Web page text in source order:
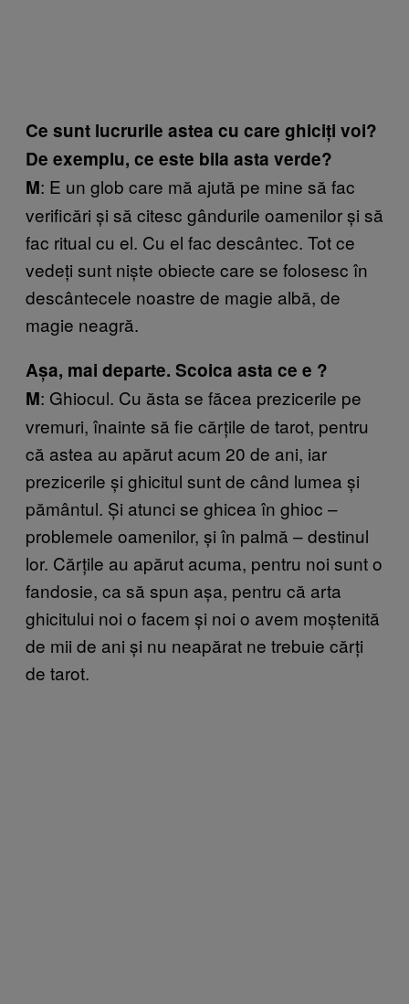
Ce sunt lucrurile astea cu care ghiciți voi?
De exemplu, ce este bila asta verde?
M: E un glob care mă ajută pe mine să fac
verificări și să citesc gândurile oamenilor și să
fac ritual cu el. Cu el fac descântec. Tot ce
vedeți sunt niște obiecte care se folosesc în
descântecele noastre de magie albă, de
magie neagră.
Așa, mai departe. Scoica asta ce e ?
M: Ghiocul. Cu ăsta se făcea prezicerile pe
vremuri, înainte să fie cărțile de tarot, pentru
că astea au apărut acum 20 de ani, iar
prezicerile și ghicitul sunt de când lumea și
pământul. Și atunci se ghicea în ghioc –
problemele oamenilor, și în palmă – destinul
lor. Cărțile au apărut acuma, pentru noi sunt o
fandosie, ca să spun așa, pentru că arta
ghicitului noi o facem și noi o avem moștenită
de mii de ani și nu neapărat ne trebuie cărți
de tarot.